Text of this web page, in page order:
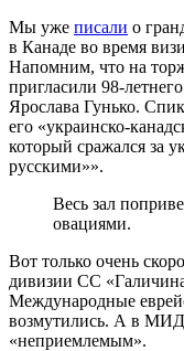
Мы уже писали о
в Канаде во время
Напомним, что на
пригласили 98-
Ярослава Гунько.
его «украинско-
который сражался за
русскими»».
Весь зал
овациями.
Вот только очень
дивизии СС
Международные
возмутились. А в МИД
«неприемлемым».